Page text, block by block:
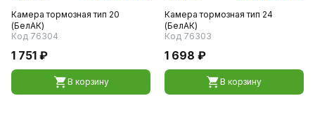
Камера тормозная тип 20
(БелАК)
Код 76304
1 751 ₽
В корзину
Камера тормозная тип 24
(БелАК)
Код 76303
1 698 ₽
В корзину